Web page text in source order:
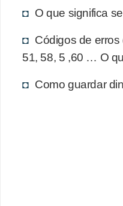
O que significa
Códigos de
51, 58, 5 ,60 … O
Como guardar
ç
o
f
i